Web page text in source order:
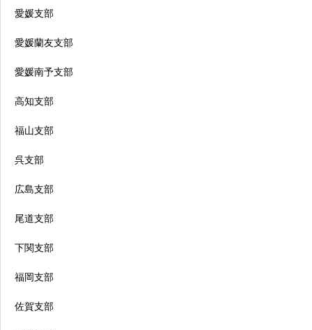
愛媛支部
愛媛蘭友支部
愛媛南予支部
高知支部
福山支部
呉支部
広島支部
尾道支部
下関支部
福岡支部
佐賀支部